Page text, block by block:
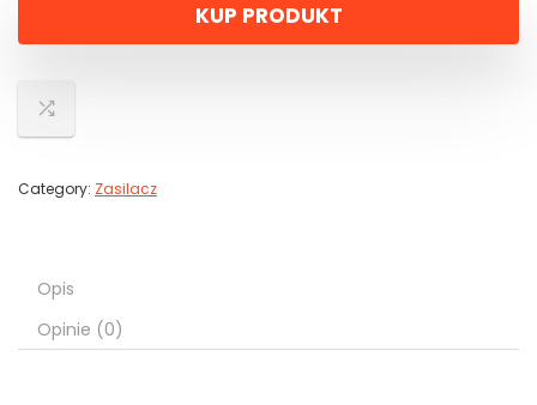
KUP PRODUKT
Category: Zasilacz
Opis
Opinie (0)